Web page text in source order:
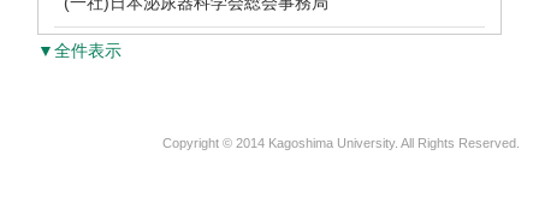
▼全件表示
Copyright © 2014 Kagoshima University. All Rights Reserved.